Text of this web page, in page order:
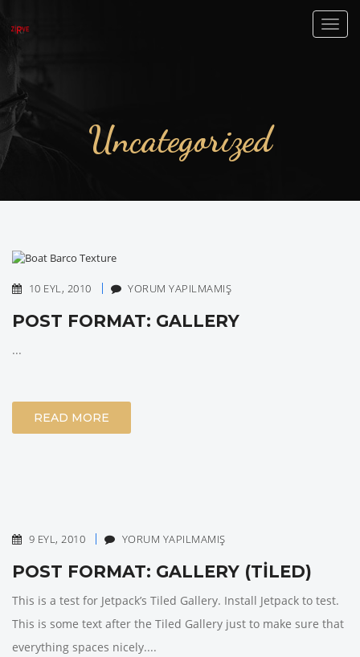
Toggle
Uncategorized
10 EYL, 2010 YORUM YAPILMAMIŞ
POST FORMAT: GALLERY
...
READ MORE
9 EYL, 2010 YORUM YAPILMAMIŞ
POST FORMAT: GALLERY (TILED)
This is a test for Jetpack’s Tiled Gallery. Install Jetpack to test.
This is some text after the Tiled Gallery just to make sure that
everything spaces nicely....